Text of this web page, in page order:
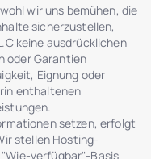
wir uns bemühen, die
sicherzustellen,
keine ausdrücklichen
oder Garantien
Eignung oder
enthaltenen
setzen, erfolgt
stellen Hosting-
verfügbar"-Basis